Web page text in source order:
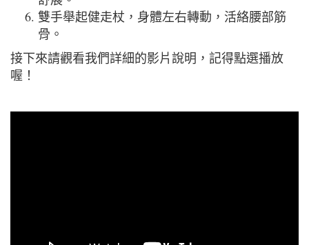
雙手舉起健走杖，身體左右轉動，活絡腰部筋
骨。
接下來請觀看我們詳細的影片說明，記得點選播放
喔！